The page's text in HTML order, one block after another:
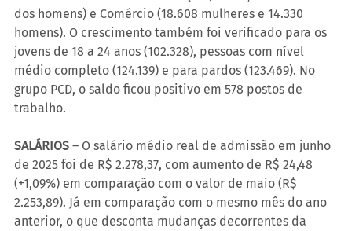
dos homens) e Comércio (18.608 mulheres e 14.330
homens). O crescimento também foi verificado para os
jovens de 18 a 24 anos (102.328), pessoas com nível
médio completo (124.139) e para pardos (123.469). No
grupo PCD, o saldo ficou positivo em 578 postos de
trabalho.
SALÁRIOS – O salário médio real de admissão em junho
de 2025 foi de R$ 2.278,37, com aumento de R$ 24,48
(+1,09%) em comparação com o valor de maio (R$
2.253,89). Já em comparação com o mesmo mês do ano
anterior, o que desconta mudanças decorrentes da